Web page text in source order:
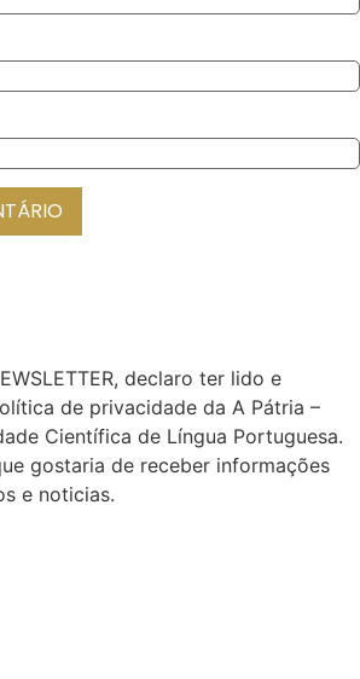
declaro ter lido e
de privacidade da A Pátria –
Científica de Língua Portuguesa.
gostaria de receber informações
e noticias.